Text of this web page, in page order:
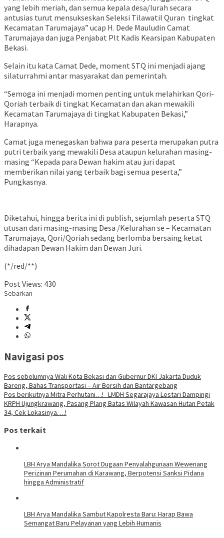
yang lebih meriah, dan semua kepala desa/lurah secara
antusias turut mensukseskan Seleksi Tilawatil Quran tingkat
Kecamatan Tarumajaya” ucap H. Dede Mauludin Camat
Tarumajaya dan juga Penjabat Plt Kadis Kearsipan Kabupaten
Bekasi.
Selain itu kata Camat Dede, moment STQ ini menjadi ajang
silaturrahmi antar masyarakat dan pemerintah.
“Semoga ini menjadi momen penting untuk melahirkan Qori-
Qoriah terbaik di tingkat Kecamatan dan akan mewakili
Kecamatan Tarumajaya di tingkat Kabupaten Bekasi,”
Harapnya.
Camat juga menegaskan bahwa para peserta merupakan putra
putri terbaik yang mewakili Desa ataupun kelurahan masing-
masing “Kepada para Dewan hakim atau juri dapat
memberikan nilai yang terbaik bagi semua peserta,”
Pungkasnya.
Diketahui, hingga berita ini di publish, sejumlah peserta STQ
utusan dari masing-masing Desa /Kelurahan se – Kecamatan
Tarumajaya, Qori/Qoriah sedang berlomba bersaing ketat
dihadapan Dewan Hakim dan Dewan Juri.
(*/red/**)
Post Views: 430
Sebarkan
Navigasi pos
Pos sebelumnya Wali Kota Bekasi dan Gubernur DKI Jakarta Duduk
Bareng, Bahas Transportasi – Air Bersih dan Bantargebang
Pos berikutnya Mitra Perhutani…! LMDH Segarajaya Lestari Dampingi
KRPH Ujungkrawang, Pasang Plang Batas Wilayah Kawasan Hutan Petak
34, Cek Lokasinya….!
Pos terkait
LBH Arya Mandalika Sorot Dugaan Penyalahgunaan Wewenang
Perizinan Perumahan di Karawang, Berpotensi Sanksi Pidana
hingga Administratif
LBH Arya Mandalika Sambut Kapolresta Baru: Harap Bawa
Semangat Baru Pelayanan yang Lebih Humanis